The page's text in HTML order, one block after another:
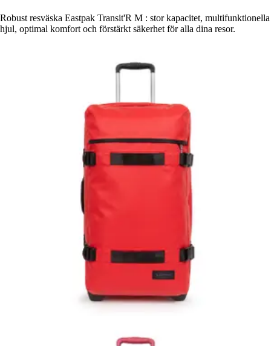
Robust resväska Eastpak Transit'R M : stor kapacitet, multifunktionella
hjul, optimal komfort och förstärkt säkerhet för alla dina resor.